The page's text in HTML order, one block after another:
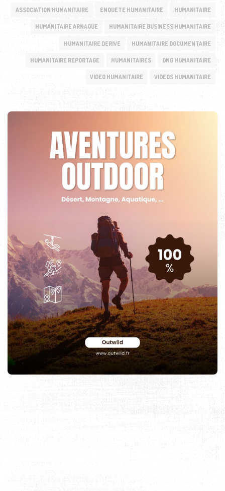
ASSOCIATION HUMANITAIRE ENQUETE HUMANITAIRE HUMANITAIRE
HUMANITAIRE ARNAQUE HUMANITAIRE BUSINESS HUMANITAIRE
HUMANITAIRE DERIVE HUMANITAIRE DOCUMENTAIRE
HUMANITAIRE REPORTAGE HUMANITAIRES ONG HUMANITAIRE
VIDEO HUMANITAIRE VIDEOS HUMANITAIRE